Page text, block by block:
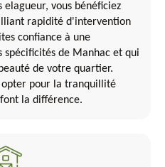
elagueur, vous bénéficiez
rapidité d'intervention
confiance à une
de Manhac et qui
de votre quartier.
opter pour la tranquillité
la différence.